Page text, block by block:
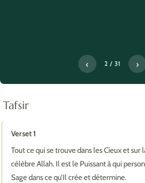
‹ 2 / 31 ›
Tafsir
Verset 1
Tout ce qui se trouve dans les Cieux et sur
célèbre Allah. Il est le Puissant à qui
Sage dans ce qu’Il crée et détermine.